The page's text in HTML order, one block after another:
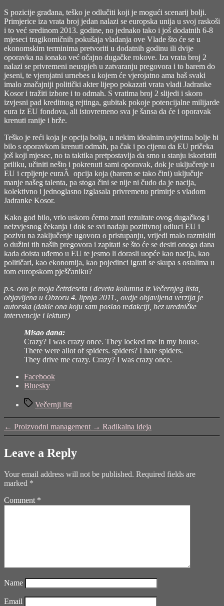
S pozicije građana, teško je odlučiti koji je mogući scenarij bolji.
Primjerice iza vrata broj jedan nalazi se europska unija u svoj raskoši
i to već sredinom 2013. godine, no jednako tako i još dodatnih 6-8
mjeseci tragikomičnih pokušaja vladanja ove Vlade što će se u
ekonomskim terminima pretvoriti u dodatnih godinu ili dvije
oporavka na ionako već očajno dugačke rokove. Iza vrata broj 2
nalazi se privremeni neuspjeh u zatvaranju pregovora i to barem do
jeseni, te vjerojatni urnebes u kojem će vjerojatno ama baš svaki
imalo značajniji politički akter lijepo pokazati vrata vladi Jadranke
Kosor i tražiti izbore i to odmah. S vratima broj 2 slijedi i skoro
izvjesni pad kreditnog rejtinga, gubitak pokoje potencijalne milijarde
eura iz EU fondova, ali istovremeno sva je šansa da će i oporavak
krenuti ranije i brže.
Teško je reći koja je opcija bolja, u nekim idealnim uvjetima bolje bi
bilo s oporavkom krenuti odmah, pa čak i po cijenu da EU pričeka
još koji mjesec, no ta taktika pretpostavlja da smo u stanju iskoristiti
priliku, učiniti nešto i pokrenuti sami oporavak, dok je uključenje u
EU i crpljenje euraÂ opcija koja (barem se tako čini) uključuje
manje našeg talenta, pa stoga čini se nije ni čudo da je nacija,
kolektivno i jednoglasno izglasala privremeno primirje s vladom
Jadranke Kosor.
Kako god bilo, vrlo uskoro ćemo znati rezultate ovog dugačkog i
neizvjesnog čekanja i dok se svi nadaju pozitivnoj odluci EU i
pozivu na zaključenje ugovora o pristupanju, vrijedi malo razmisliti
o dužini tih naših pregovora i zapitati se što će se desiti onoga dana
kada doista uđemo u EU te jesmo li dorasli uopće kao nacija, kao
političari, kao ekonomija, kao pojedinci igrati se skupa s ostalima u
tom europskom pješčaniku?
p.s. ovo je moja četrdeseta i deveta kolumna iz Večernjeg lista,
objavljena u Obzoru 4. lipnja 2011., ovdje objavljena verzija je
autorska (dakle ona koju sam poslao redakciji, bez uredničke
intervencije i lekture)
Misao dana:
Crazy? I was crazy once. They locked me in my house.
There were allot of spiders. spiders? I hate spiders.
They drive me crazy. Crazy? I was crazy once.
Share
"Zatišje
buru"
Facebook
Bluesky
TagsVečernji list
← Proizvodni management → Radikalna ideja
Leave a Reply
Your email address will not be published. Required fields are
marked *
Comment *
Name
Email